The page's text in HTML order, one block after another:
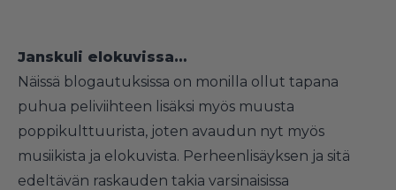
Janskuli elokuvissa…
Näissä blogautuksissa on monilla ollut tapana
puhua peliviihteen lisäksi myös muusta
poppikulttuurista, joten avaudun nyt myös
musiikista ja elokuvista. Perheenlisäyksen ja sitä
edeltävän raskauden takia varsinaisissa